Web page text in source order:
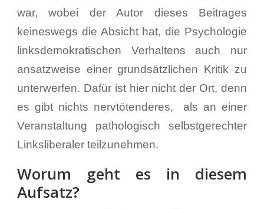
war, wobei der Autor dieses Beitrages
keineswegs die Absicht hat, die Psychologie
linksdemokratischen Verhaltens auch nur
ansatzweise einer grundsätzlichen Kritik zu
unterwerfen. Dafür ist hier nicht der Ort, denn
es gibt nichts nervtötenderes, als an einer
Veranstaltung pathologisch selbstgerechter
Linksliberaler teilzunehmen.
Worum geht es in diesem
Aufsatz?